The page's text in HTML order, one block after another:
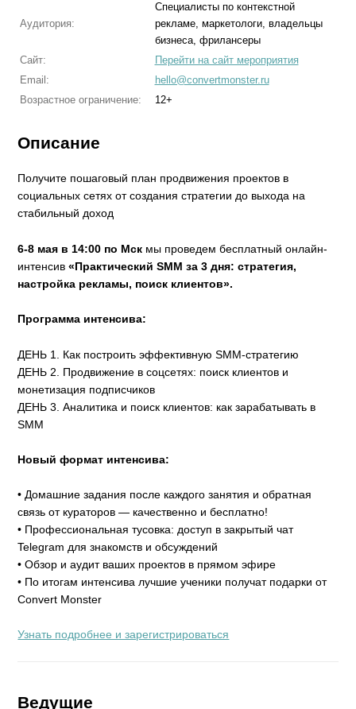
Аудитория:
Специалисты по контекстной
рекламе, маркетологи, владельцы
бизнеса, фрилансеры
Сайт:
Перейти на сайт мероприятия
Email:
hello@convertmonster.ru
Возрастное ограничение:
12+
Описание
Получите пошаговый план продвижения проектов в
социальных сетях от создания стратегии до выхода на
стабильный доход
6-8 мая в 14:00 по Мск мы проведем бесплатный онлайн-
интенсив«Практический SMM за 3 дня: стратегия,
настройка рекламы, поиск клиентов».
Программа интенсива:
ДЕНЬ 1. Как построить эффективную SMM-стратегию
ДЕНЬ 2. Продвижение в соцсетях: поиск клиентов и
монетизация подписчиков
ДЕНЬ 3. Аналитика и поиск клиентов: как зарабатывать в
SMM
Новый формат интенсива:
• Домашние задания после каждого занятия и обратная
связь от кураторов — качественно и бесплатно!
• Профессиональная тусовка: доступ в закрытый чат
Telegram для знакомств и обсуждений
• Обзор и аудит ваших проектов в прямом эфире
• По итогам интенсива лучшие ученики получат подарки от
Convert Monster
Узнать подробнее и зарегистрироваться
Ведущие